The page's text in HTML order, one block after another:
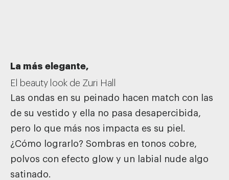
La más elegante,
El beauty look de Zuri Hall
Las ondas en su peinado hacen match con las
de su vestido y ella no pasa desapercibida,
pero lo que más nos impacta es su piel.
¿Cómo lograrlo? Sombras en tonos cobre,
polvos con efecto glow y un labial nude algo
satinado.